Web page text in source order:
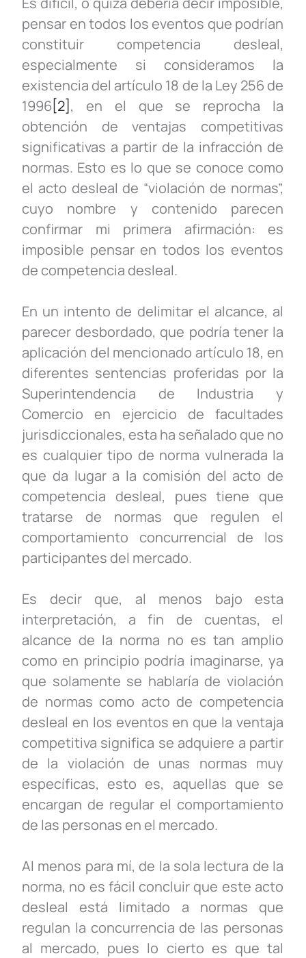
pensar en todos los eventos que podrían
constituir competencia desleal,
especialmente si consideramos la
existencia del artículo 18 de la Ley 256 de
1996[2], en el que se reprocha la
obtención de ventajas competitivas
significativas a partir de la infracción de
normas. Esto es lo que se conoce como
el acto desleal de “violación de normas”,
cuyo nombre y contenido parecen
confirmar mi primera afirmación: es
imposible pensar en todos los eventos
de competencia desleal.
En un intento de delimitar el alcance, al
parecer desbordado, que podría tener la
aplicación del mencionado artículo 18, en
diferentes sentencias proferidas por la
Superintendencia de Industria y
Comercio en ejercicio de facultades
jurisdiccionales, esta ha señalado que no
es cualquier tipo de norma vulnerada la
que da lugar a la comisión del acto de
competencia desleal, pues tiene que
tratarse de normas que regulen el
comportamiento concurrencial de los
participantes del mercado.
Es decir que, al menos bajo esta
interpretación, a fin de cuentas, el
alcance de la norma no es tan amplio
como en principio podría imaginarse, ya
que solamente se hablaría de violación
de normas como acto de competencia
desleal en los eventos en que la ventaja
competitiva significa se adquiere a partir
de la violación de unas normas muy
específicas, esto es, aquellas que se
encargan de regular el comportamiento
de las personas en el mercado.
Al menos para mí, de la sola lectura de la
norma, no es fácil concluir que este acto
desleal está limitado a normas que
regulan la concurrencia de las personas
al mercado, pues lo cierto es que tal